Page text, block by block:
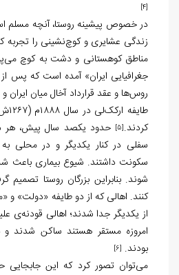
[4]
در خصوص پیشینه روستا، آنچه مسلم
زندگی عشایری و کوچ‌نشینی را
مناطق کوهستانی و دشت به کوچ
جغرافیایی ایران» آمده است که پس
کردند.[5]
حدود یکصد سال پیش، هر
سفلی در کنار یکدیگر و در محلی به
سکونت داشتند. شیوع بیماری باعث شد
شوند. بنابراین بزرگان روستا تصمیم
کنند. اهالی که از دو طایفه «دولت» و
از یکدیگر جدا شدند؛ اهالی قودنه‌ی
امروزه مستقر هستند ساکن شدند و
بودند. [6]